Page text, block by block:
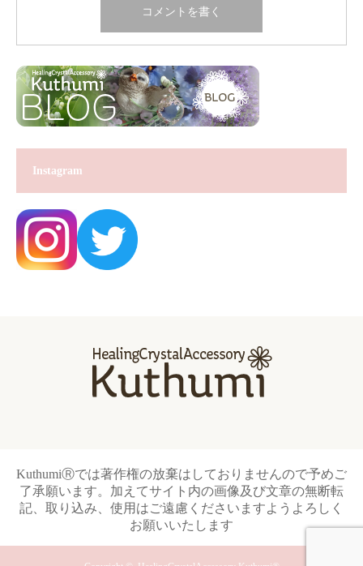
Instagram
KuthumiⓇでは著作権の放棄はしておりませんので予めご
了承願います。加えてサイト内の画像及び文章の無断転
記、取り込み、使用はご遠慮くださいますようよろしく
お願いいたします